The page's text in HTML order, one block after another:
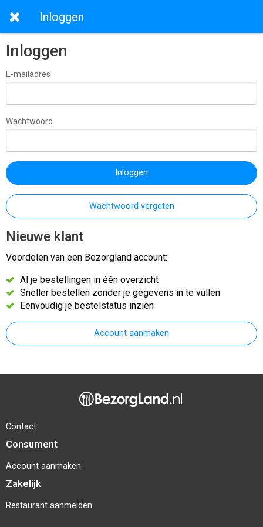
Inloggen
Inloggen
E-mailadres
Wachtwoord
Inloggen
Wachtwoord vergeten
Nieuwe klant
Voordelen van een Bezorgland account:
Al je bestellingen in één overzicht
Sneller bestellen zonder je gegevens in te vullen
Eenvoudig je bestelstatus inzien
Account aanmaken
Contact
Consument
Account aanmaken
Zakelijk
Restaurant aanmelden